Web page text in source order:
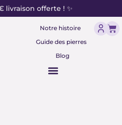
livraison offerte ! ✨
Notre histoire
Guide des pierres
Blog